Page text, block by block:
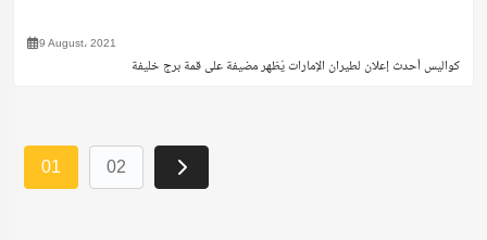
9 August، 2021
كواليس أحدث إعلان لطيران الإمارات يُظهر مضيفة على قمة برج خليفة
01 02